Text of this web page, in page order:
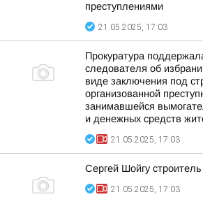
преступлениями
21.05.2025, 17:03
Прокуратура
следователя об
виде заключения под
организованной
занимавшейся
и денежных средств
21.05.2025, 17:03
Сергей Шойгу
21.05.2025, 17:03